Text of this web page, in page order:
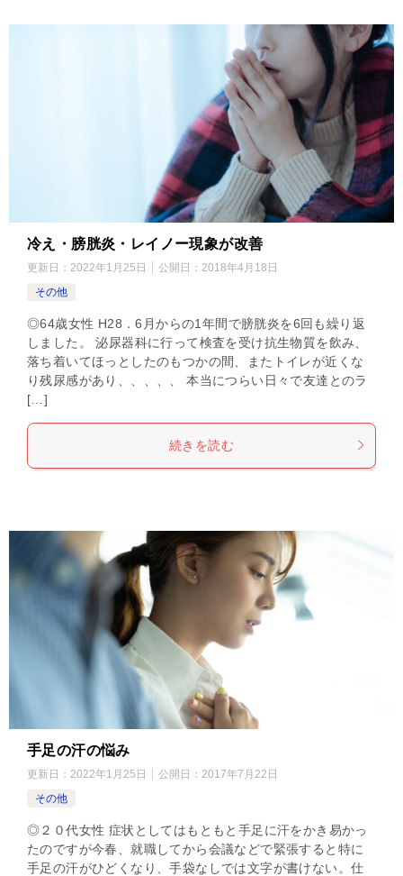
冷え・膀胱炎・レイノー現象が改善
更新日： 2022年1月25日 公開日： 2018年4月18日
その他
◎64歳女性 H28．6月からの1年間で膀胱炎を6回も繰り返
しました。 泌尿器科に行って検査を受け抗生物質を飲み、
落ち着いてほっとしたのもつかの間、またトイレが近くな
り残尿感があり、、、、、 本当につらい日々で友達とのラ
[…]
続きを読む
手足の汗の悩み
更新日： 2022年1月25日 公開日： 2017年7月22日
その他
◎２０代女性 症状としてはもともと手足に汗をかき易かっ
たのですが今春、就職してから会議などで緊張すると特に
手足の汗がひどくなり、手袋なしでは文字が書けない。仕